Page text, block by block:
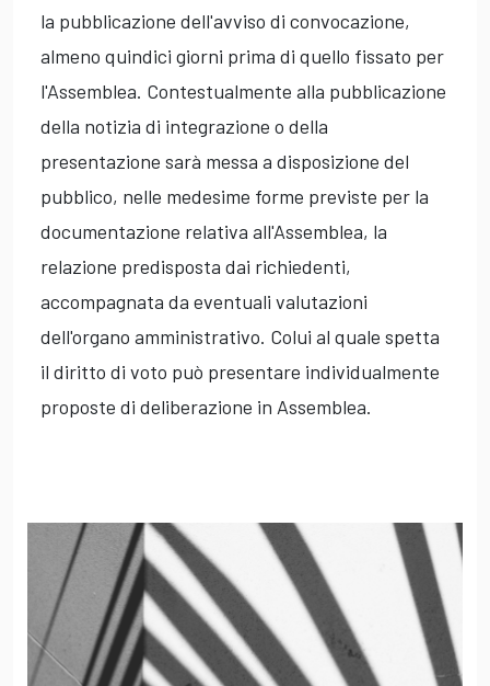
la pubblicazione dell'avviso di convocazione,
almeno quindici giorni prima di quello fissato per
l'Assemblea. Contestualmente alla pubblicazione
della notizia di integrazione o della
presentazione sarà messa a disposizione del
pubblico, nelle medesime forme previste per la
documentazione relativa all'Assemblea, la
relazione predisposta dai richiedenti,
accompagnata da eventuali valutazioni
dell'organo amministrativo. Colui al quale spetta
il diritto di voto può presentare individualmente
proposte di deliberazione in Assemblea.